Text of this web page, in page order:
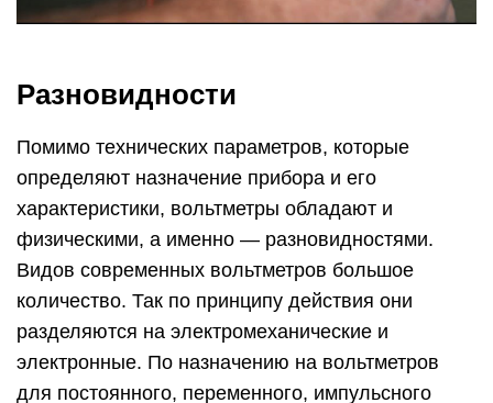
Разновидности
Помимо технических параметров, которые
определяют назначение прибора и его
характеристики, вольтметры обладают и
физическими, а именно — разновидностями.
Видов современных вольтметров большое
количество. Так по принципу действия они
разделяются на электромеханические и
электронные. По назначению на вольтметров
для постоянного, переменного, импульсного